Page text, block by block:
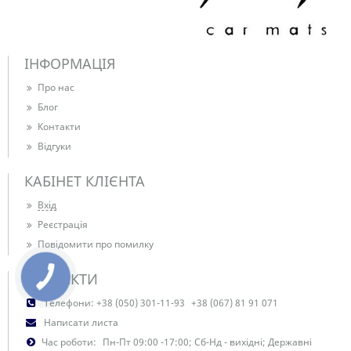
ІНФОРМАЦІЯ
Про нас
Блог
Контакти
Відгуки
КАБІНЕТ КЛІЄНТА
Вхід
Реєстрація
Повідомити про помилку
КОНТАКТИ
Телефони: +38 (050) 301-11-93 +38 (067) 81 91 071
Написати листа
Час роботи: Пн-Пт 09:00 -17:00; Сб-Нд - вихідні; Державні